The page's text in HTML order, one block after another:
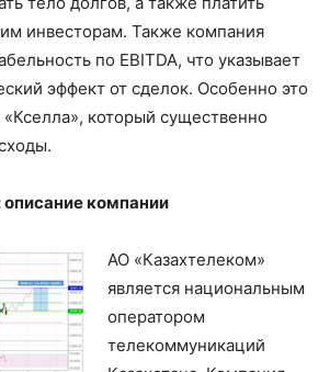
инвесторам. Также компания
по EBITDA, что указывает
эффект от сделок. Особенно это
«Кселла», который существенно
компании
АО «Казахтелеком»
является национальным
оператором
телекоммуникаций